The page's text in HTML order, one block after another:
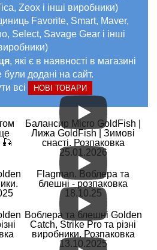
Zeox і інші виробники)
Favorite, Smart, Maver,
Select, Savage Gear і інші
, які є в наявності в магазині
були додані на сайт.
всі
НОВІ ТОВАРИ
🎣
Балансир Micro GoldFish |
Лижа GoldFish | Зимові
снасті. Розпаковка
25.01.2026
Flagman. Воблера та
блешні - розпаковка
18.10.25
Воблера та блешні Golden
Catch, Strike Pro та різні
виробники. Розпаковка
13.10.2025